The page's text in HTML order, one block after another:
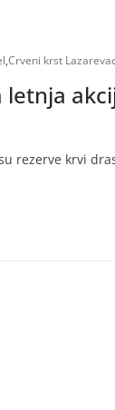
,Crveni krst
rezerve krvi